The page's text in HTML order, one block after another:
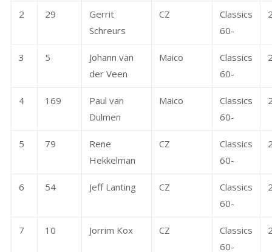
2 29
Gerrit
Schreurs
CZ
Classics
60-
3 5
Johann van
der Veen
Maico
Classics
60-
4 169
Paul van
Dulmen
Maico
Classics
60-
5 79
Rene
Hekkelman
CZ
Classics
60-
6 54 Jeff Lanting CZ
Classics
60-
7 10 Jorrim Kox CZ
Classics
60-